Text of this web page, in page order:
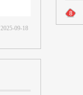
2025-09-18
8